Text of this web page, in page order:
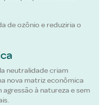
de ozônio e reduziria o
neutralidade criam
nova matriz econômica
à natureza e sem